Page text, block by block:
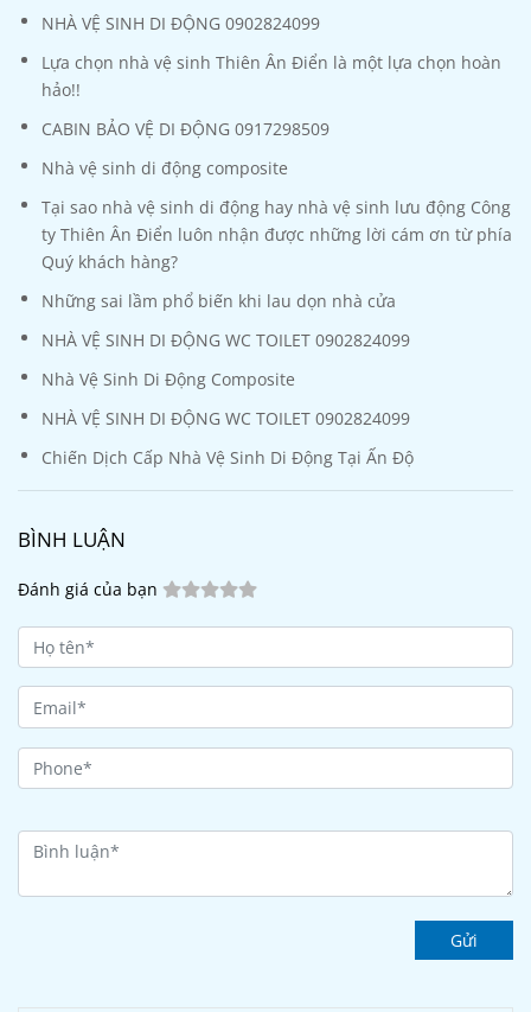
NHÀ VỆ SINH DI ĐỘNG 0902824099
Lựa chọn nhà vệ sinh Thiên Ân Điển là một lựa chọn hoàn
hảo!!
CABIN BẢO VỆ DI ĐỘNG 0917298509
Nhà vệ sinh di động composite
Tại sao nhà vệ sinh di động hay nhà vệ sinh lưu động Công
ty Thiên Ân Điển luôn nhận được những lời cám ơn từ phía
Quý khách hàng?
Những sai lầm phổ biến khi lau dọn nhà cửa
NHÀ VỆ SINH DI ĐỘNG WC TOILET 0902824099
Nhà Vệ Sinh Di Động Composite
NHÀ VỆ SINH DI ĐỘNG WC TOILET 0902824099
Chiến Dịch Cấp Nhà Vệ Sinh Di Động Tại Ấn Độ
BÌNH LUẬN
Đánh giá của bạn
Gửi